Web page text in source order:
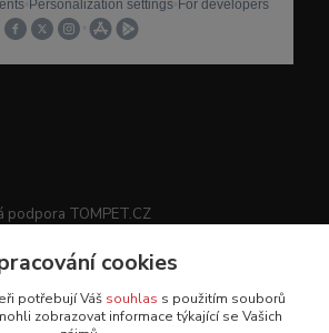
podpora TOMPET.CZ
hod.) cookies
potřebují Váš souhlas s použitím souborů
zobrazovat informace týkající se Vašich